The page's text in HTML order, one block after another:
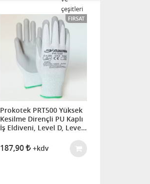
FIRSAT
Prokotek PRT500 Yüksek
Kesilme Dirençli PU Kaplı
İş Eldiveni, Level D, Level
187,90 +kdv